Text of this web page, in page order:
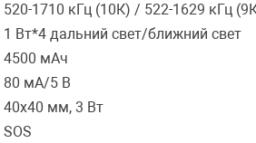
520-1710 кГц (10К) / 522-1629 кГц
1 Вт*4 дальний свет/ближний свет
4500 мАч
80 мА/5 В
40х40 мм, 3 Вт
SOS